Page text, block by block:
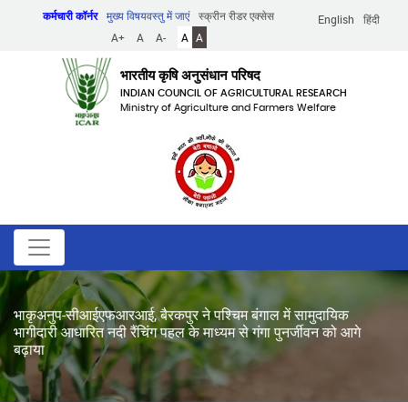
English हिंदी
कर्मचारी कॉर्नर मुख्य विषयवस्तु में जाएं
स्क्रीन रीडर एक्सेस
A+
A A- A A
भारतीय कृषि अनुसंधान परिषद
INDIAN COUNCIL OF AGRICULTURAL RESEARCH
Ministry of Agriculture and Farmers Welfare
भाकृअनुप-सीआईएफआरआई, बैरकपुर ने पश्चिम बंगाल में सामुदायिक
भागीदारी आधारित नदी रैंचिंग पहल के माध्यम से गंगा पुनर्जीवन को आगे
बढ़ाया